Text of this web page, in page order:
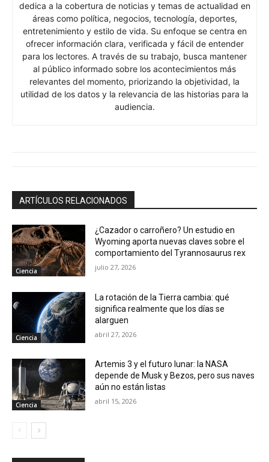
dedica a la cobertura de noticias y temas de actualidad en
áreas como política, negocios, tecnología, deportes,
entretenimiento y estilo de vida. Su enfoque se centra en
ofrecer información clara, verificada y fácil de entender
para los lectores. A través de su trabajo, busca mantener
al público informado sobre los acontecimientos más
relevantes del momento, priorizando la objetividad, la
utilidad de los datos y la relevancia de las historias para la
audiencia.
ARTÍCULOS RELACIONADOS
Ciencia
¿Cazador o carroñero? Un estudio en
Wyoming aporta nuevas claves sobre el
comportamiento del Tyrannosaurus rex
julio 27, 2026
Ciencia
La rotación de la Tierra cambia: qué
significa realmente que los días se
alarguen
abril 27, 2026
Ciencia
Artemis 3 y el futuro lunar: la NASA
depende de Musk y Bezos, pero sus naves
aún no están listas
abril 15, 2026